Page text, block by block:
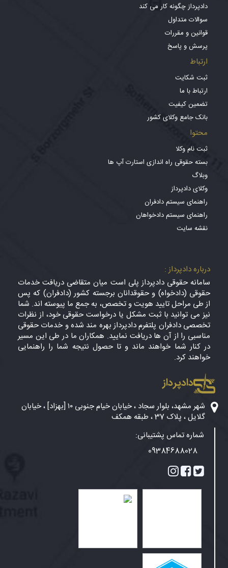
دادپرداز چگونه کار می کند
سوالات متداول
قوانین و مقررات
پرسش و پاسخ
ارتباط
ثبت شکایت
ارتباط با ما
تضمین کیفیت
بانک جامع وکلای کشور
محتوا
ثبت نام وکلا
بسته حقوقی راه اندازی استارت آپ ها
وبلاگ
وکلای دادپرداز
راهنمای سیستم دادفران
راهنمای سیستم دادخواهان
نقشه سایت
درباره دادپرداز :
سامانه حقوقی دادپرداز پلی است میان متقاضی دریافت خدمات
حقوقی (دادخواه) و حقوقدانان برجسته کشور (دادفران) که پس
از طی مراحل تایید هویت و تخصص، به جمع ما پیوسته اند. شما
نیز می توانید با ثبت مشکل یا درخواست حقوقی خود، از نظرات
تخصصی دادفران پلتفرم دادپرداز بهره مند شده و خدمات حقوقی
مناسبی را از آن ها دریافت نمایید. همکاران ما در طی این مسیر
در کنار شما خواهند ماند و تا حصول نتیجه شما را راهنمایی
خواهند کرد.
دادپرداز
شهر مشهد، بلوار سجاد ، خیابان خیام جنوبی ۱۰ [بهزاد] ، خیابان
گلایل ، پلاک 37 ، طبقه همکف
شماره تماس پشتیبانی:
09384688028